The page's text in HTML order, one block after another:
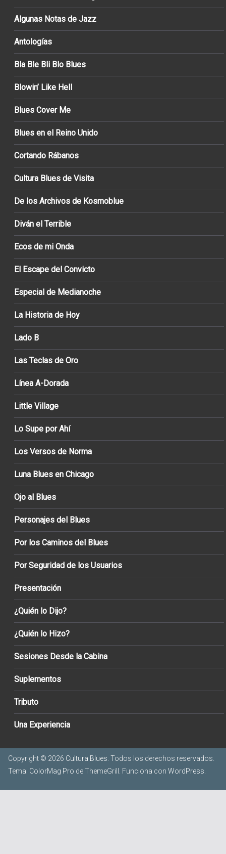
Algunas Notas de Jazz
Antologías
Bla Ble Bli Blo Blues
Blowin’ Like Hell
Blues Cover Me
Blues en el Reino Unido
Cortando Rábanos
Cultura Blues de Visita
De los Archivos de Kosmoblue
Diván el Terrible
Ecos de mi Onda
El Escape del Convicto
Especial de Medianoche
La Historia de Hoy
Lado B
Las Teclas de Oro
Línea A-Dorada
Little Village
Lo Supe por Ahí
Los Versos de Norma
Luna Blues en Chicago
Ojo al Blues
Personajes del Blues
Por los Caminos del Blues
Por Seguridad de los Usuarios
Presentación
¿Quién lo Dijo?
¿Quién lo Hizo?
Sesiones Desde la Cabina
Suplementos
Tributo
Una Experiencia
Copyright © 2026 Cultura Blues . Todos los derechos reservados.
Tema: ColorMag Pro de ThemeGrill. Funciona con WordPress